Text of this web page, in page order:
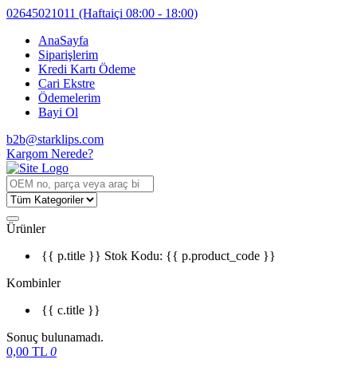
02645021011 (Haftaiçi 08:00 - 18:00)
AnaSayfa
Siparişlerim
Kredi Kartı Ödeme
Cari Ekstre
Ödemelerim
Bayi Ol
b2b@starklips.com
Kargom Nerede?
Ürünler
{{ p.title }} Stok Kodu: {{ p.product_code }}
Kombinler
{{ c.title }}
Sonuç bulunamadı.
0,00 TL 0